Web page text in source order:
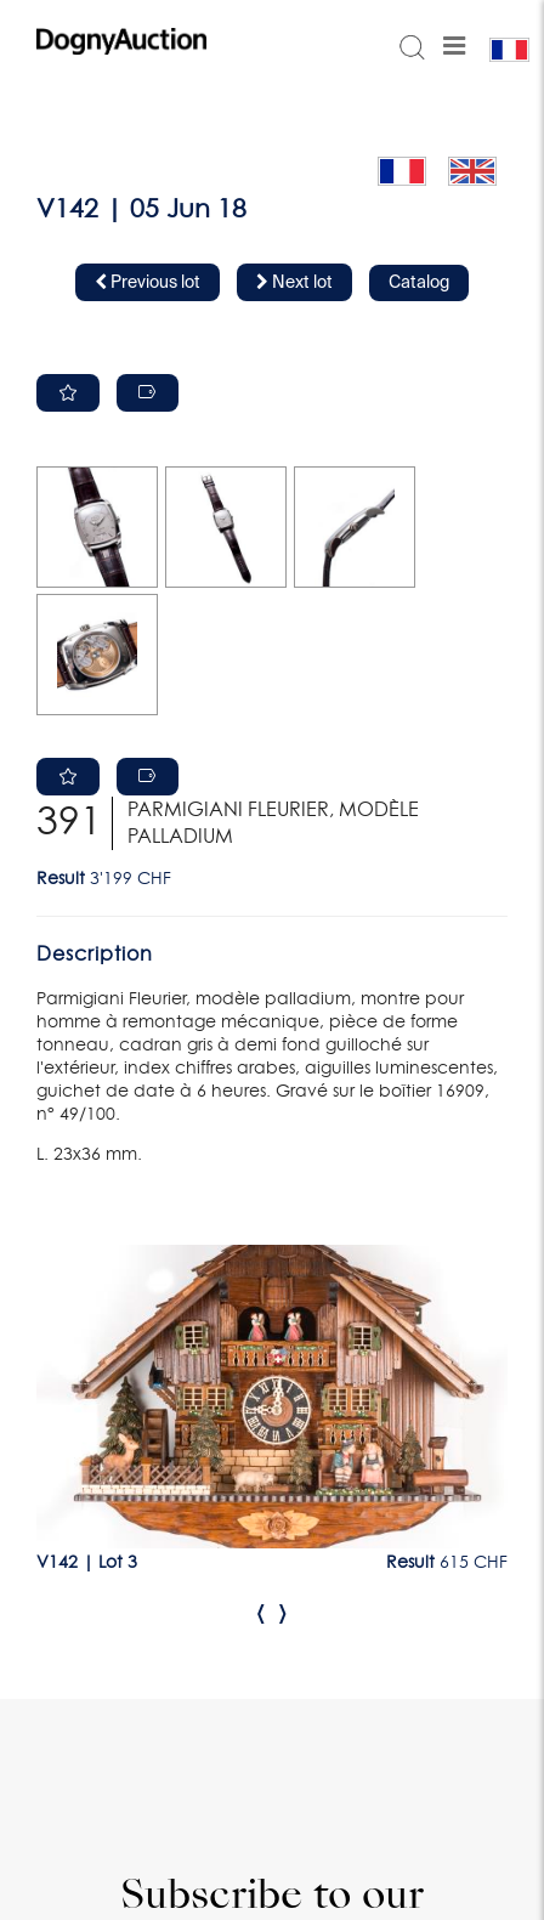
V142 | 05 Jun 18
Previous lot Next lot Catalog
391
PARMIGIANI FLEURIER, MODÈLE
PALLADIUM
Result 3'199 CHF
Description
Parmigiani Fleurier, modèle palladium, montre pour
homme à remontage mécanique, pièce de forme
tonneau, cadran gris à demi fond guilloché sur
l'extérieur, index chiffres arabes, aiguilles luminescentes,
guichet de date à 6 heures. Gravé sur le boîtier 16909,
n° 49/100.
L. 23x36 mm.
V142 Lot 3 Result 615 CHF
‹ ›
Subscribe to our